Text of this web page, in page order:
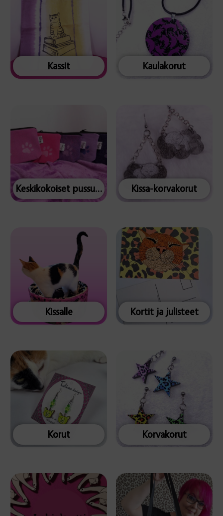
Kassit Kaulakorut
Keskikokoiset pussukat Kissa-korvakorut
Kissalle Kortit ja julisteet
Korut Korvakorut